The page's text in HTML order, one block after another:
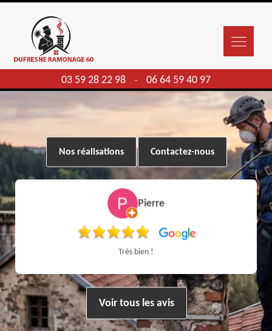
03 59 28 22 98 - 06 64 59 40 97
Nos réalisations Contactez-nous
Pierre
Très bien !
Voir tous les avis